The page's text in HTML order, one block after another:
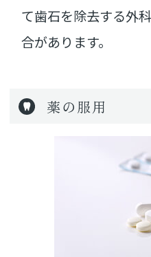
て歯石を除去する外
合があります。
薬の服用